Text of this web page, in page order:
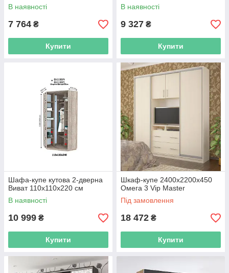
В наявності
7 764 ₴
Купити
В наявності
9 327 ₴
Купити
Шафа-купе кутова 2-дверна
Виват 110х110х220 см
В наявності
10 999 ₴
Купити
Шкаф-купе 2400х2200х450
Омега 3 Vip Master
Під замовлення
18 472 ₴
Купити